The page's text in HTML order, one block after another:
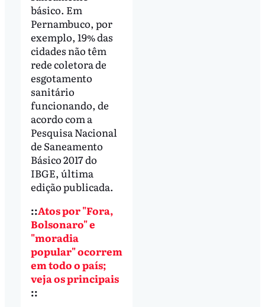
básico. Em
Pernambuco, por
exemplo, 19% das
cidades não têm
rede coletora de
esgotamento
sanitário
funcionando, de
acordo com a
Pesquisa Nacional
de Saneamento
Básico 2017 do
IBGE, última
edição publicada.
::Atos por "Fora,
Bolsonaro" e
"moradia
popular" ocorrem
em todo o país;
veja os principais
::